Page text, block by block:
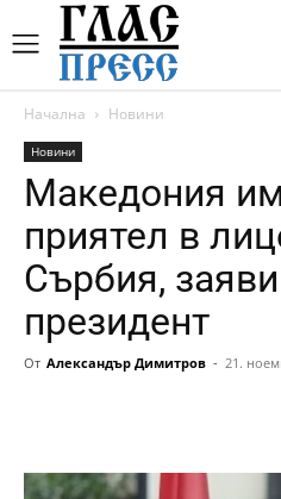
Начална Новини
Новини
Македония
приятел в
Сърбия,
президент
От Александър Димитров - 21.